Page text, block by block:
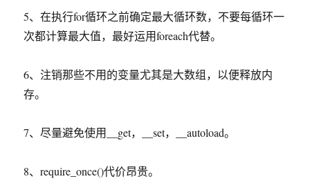
5、在执行for循环之前确定最大循环数，不要每循环一
次都计算最大值，最好运用foreach代替。
6、注销那些不用的变量尤其是大数组，以便释放内
存。
7、尽量避免使用__get，__set，__autoload。
8、require_once()代价昂贵。